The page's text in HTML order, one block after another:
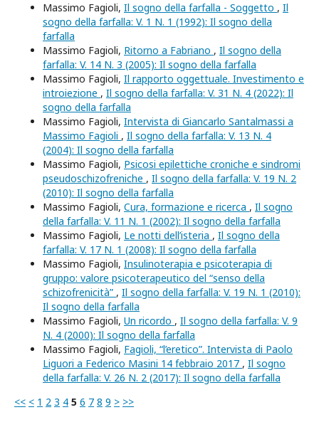
Massimo Fagioli, Il sogno della farfalla - Soggetto , Il
sogno della farfalla: V. 1 N. 1 (1992): Il sogno della
farfalla
Massimo Fagioli, Ritorno a Fabriano , Il sogno della
farfalla: V. 14 N. 3 (2005): Il sogno della farfalla
Massimo Fagioli, Il rapporto oggettuale. Investimento e
introiezione , Il sogno della farfalla: V. 31 N. 4 (2022): Il
sogno della farfalla
Massimo Fagioli, Intervista di Giancarlo Santalmassi a
Massimo Fagioli , Il sogno della farfalla: V. 13 N. 4
(2004): Il sogno della farfalla
Massimo Fagioli, Psicosi epilettiche croniche e sindromi
pseudoschizofreniche , Il sogno della farfalla: V. 19 N. 2
(2010): Il sogno della farfalla
Massimo Fagioli, Cura, formazione e ricerca , Il sogno
della farfalla: V. 11 N. 1 (2002): Il sogno della farfalla
Massimo Fagioli, Le notti dell’isteria , Il sogno della
farfalla: V. 17 N. 1 (2008): Il sogno della farfalla
Massimo Fagioli, Insulinoterapia e psicoterapia di
gruppo: valore psicoterapeutico del “senso della
schizofrenicità” , Il sogno della farfalla: V. 19 N. 1 (2010):
Il sogno della farfalla
Massimo Fagioli, Un ricordo , Il sogno della farfalla: V. 9
N. 4 (2000): Il sogno della farfalla
Massimo Fagioli, Fagioli, “l’eretico”. Intervista di Paolo
Liguori a Federico Masini 14 febbraio 2017 , Il sogno
della farfalla: V. 26 N. 2 (2017): Il sogno della farfalla
<< < 1 2 3 4 5 6 7 8 9 > >>